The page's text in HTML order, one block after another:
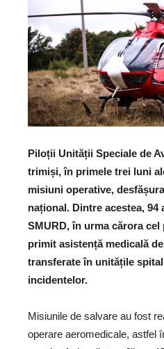
Piloții Unității Speciale de
trimiși, în primele trei luni
misiuni operative,
național. Dintre acestea,
SMURD, în urma cărora
primit asistență medicală
transferate în unitățile
incidentelor.
Misiunile de salvare au fost
operare aeromedicale, astfel